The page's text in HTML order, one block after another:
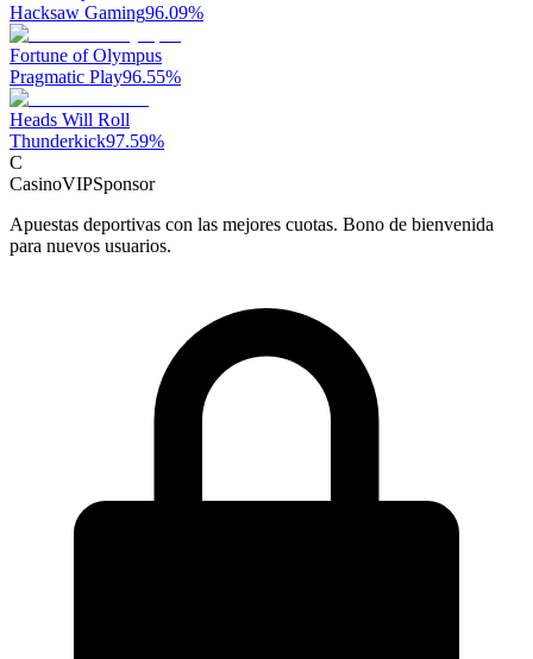
Hacksaw Gaming96.09%
Fortune of Olympus
Pragmatic Play96.55%
Heads Will Roll
Thunderkick97.59%
C
CasinoVIPSponsor
Apuestas deportivas con las mejores cuotas. Bono de bienvenida
para nuevos usuarios.